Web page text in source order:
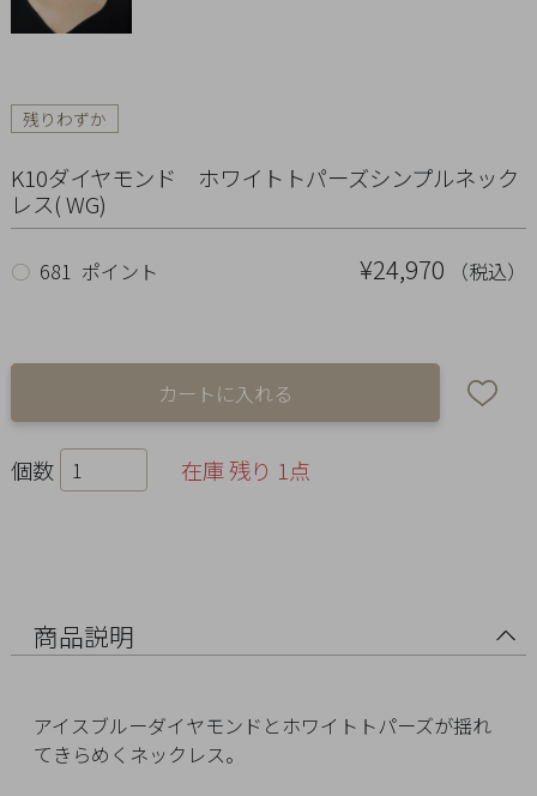
残りわずか
K10ダイヤモンド ホワイトトパーズシンプルネック
レス( WG)
¥24,970 （税込）
○ 681 ポイント
個数 在庫 残り 1点
商品説明
アイスブルーダイヤモンドとホワイトトパーズが揺れ
てきらめくネックレス。
Pierced
Earrings
Charm
Ring
Bracelet
Other
マ
イ